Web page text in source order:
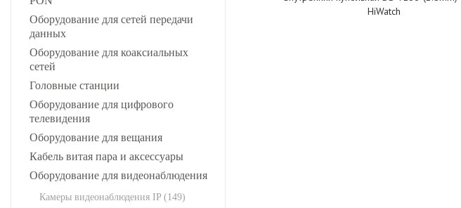
Оборудование для сетей передачи
данных
Оборудование для коаксиальных
сетей
Головные станции
Оборудование для цифрового
телевидения
Оборудование для вещания
Кабель витая пара и аксессуары
Оборудование для видеонаблюдения
Камеры видеонаблюдения IP (149)